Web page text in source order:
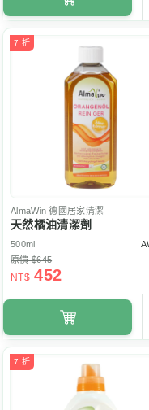
7 折
AlmaWin 德國居家清潔
天然橘油清潔劑
500ml
原價 $645
NT$ 452
7 折